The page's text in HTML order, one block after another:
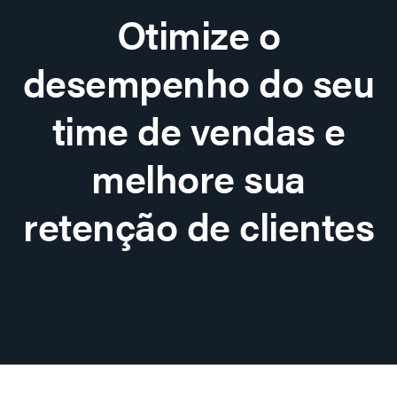
Otimize o
desempenho do seu
time de vendas e
melhore sua
retenção de clientes